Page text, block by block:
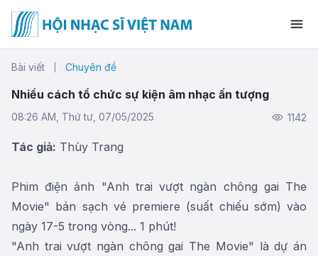
Bài viết Chuyên đề
Nhiều cách tổ chức sự kiện âm nhạc ấn tượng
08:26 AM, Thứ tư, 07/05/2025 1142
Tác giả: Thùy Trang
Phim điện ảnh "Anh trai vượt ngàn chông gai The
Movie" bán sạch vé premiere (suất chiếu sớm) vào
ngày 17-5 trong vòng... 1 phút!
"Anh trai vượt ngàn chông gai The Movie" là dự án